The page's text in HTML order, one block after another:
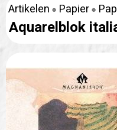
Artikelen Papier
Aquarelblok